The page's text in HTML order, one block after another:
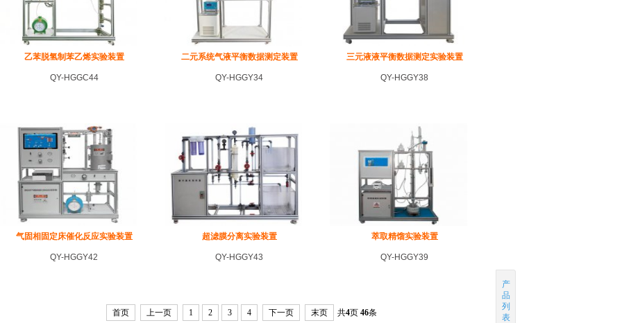
乙苯脱氢制苯乙烯实验装置
QY-HGGC44
二元系统气液平衡数据测定装置
QY-HGGY34
三元液液平衡数据测定实验装置
QY-HGGY38
气固相固定床催化反应实验装置
QY-HGGY42
超滤膜分离实验装置
QY-HGGY43
萃取精馏实验装置
QY-HGGY39
首页 上一页 1 2 3 4 下一页 末页 共4页 46条
产
品
列
表